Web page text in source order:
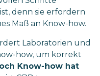
denn sie erfordern
Maß an Know-how.
Laboratorien und
how, um korrekt
Know-how hat